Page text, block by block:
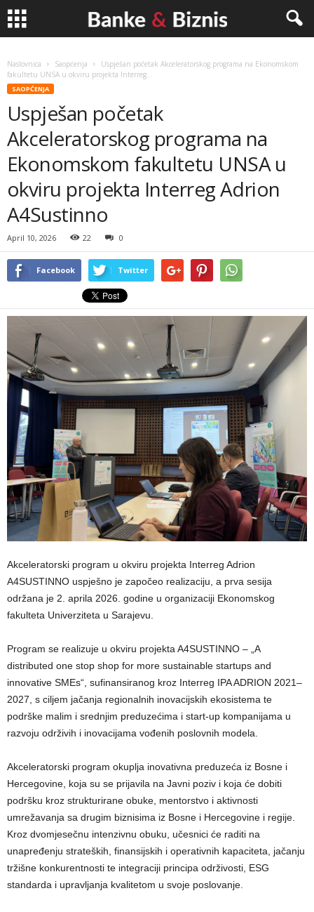
Biznis
Naslovnica Saopćenja
Uspješan početak Akceleratorskog programa na Ekonomskom
fakultetu UNSA u okviru projekta Interreg...
SAOPĆENJA
Uspješan početak
Akceleratorskog programa na
Ekonomskom fakultetu UNSA u
okviru projekta Interreg Adrion
A4Sustinno
April 10, 2026 22 0
Facebook Twitter
Akceleratorski program u okviru projekta Interreg Adrion
A4SUSTINNO uspješno je započeo realizaciju, a prva sesija
održana je 2. aprila 2026. godine u organizaciji Ekonomskog
fakulteta Univerziteta u Sarajevu.
Program se realizuje u okviru projekta A4SUSTINNO – „A
distributed one stop shop for more sustainable startups and
innovative SMEs“, sufinansiranog kroz Interreg IPA ADRION 2021–
2027, s ciljem jačanja regionalnih inovacijskih ekosistema te
podrške malim i srednjim preduzećima i start-up kompanijama u
razvoju održivih i inovacijama vođenih poslovnih modela.
Akceleratorski program okuplja inovativna preduzeća iz Bosne i
Hercegovine, koja su se prijavila na Javni poziv i koja će dobiti
podršku kroz strukturirane obuke, mentorstvo i aktivnosti
umrežavanja sa drugim biznisima iz Bosne i Hercegovine i regije.
Kroz dvomjesečnu intenzivnu obuku, učesnici će raditi na
unapređenju strateških, finansijskih i operativnih kapaciteta, jačanju
tržišne konkurentnosti te integraciji principa održivosti, ESG
standarda i upravljanja kvalitetom u svoje poslovanje.